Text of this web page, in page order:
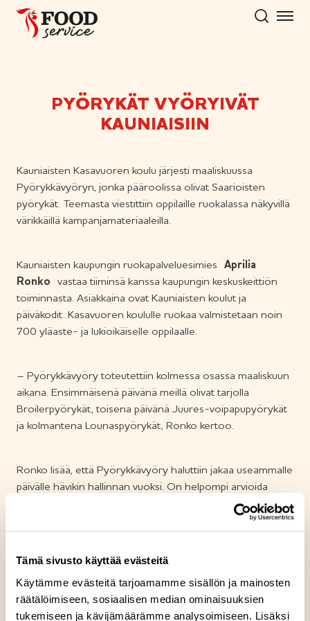
Tämä sivusto käyttää evästeitä
Käytämme evästeitä tarjoamamme sisällön ja mainosten
räätälöimiseen, sosiaalisen median ominaisuuksien
tukemiseen ja kävijämäärämme analysoimiseen. Lisäksi
Hyppää
sisältöön
PYÖRYKÄT VYÖRYIVÄT
KAUNIAISIIN
Kauniaisten Kasavuoren koulu järjesti maaliskuussa
Pyörykkävyöryn, jonka pääroolissa olivat Saarioisten
pyörykät. Teemasta viestittiin oppilaille ruokalassa näkyvillä
värikkäillä kampanjamateriaaleilla.
Kauniaisten kaupungin ruokapalveluesimies Aprilia
Ronko vastaa tiiminsä kanssa kaupungin keskuskeittiön
toiminnasta. Asiakkaina ovat Kauniaisten koulut ja
päiväkodit. Kasavuoren koululle ruokaa valmistetaan noin
700 yläaste- ja lukioikäiselle oppilaalle.
– Pyörykkävyöry toteutettiin kolmessa osassa maaliskuun
aikana. Ensimmäisenä päivänä meillä olivat tarjolla
Broilerpyörykät, toisena päivänä Juures-voipapupyörykät
ja kolmantena Lounaspyörykät, Ronko kertoo.
Ronko lisää, että Pyörykkävyöry haluttiin jakaa useammalle
päivälle hävikin hallinnan vuoksi. On helpompi arvioida
ruoan menekki yhdellä pyörykkävaihtoehdolla kuin tarjota
oppilaille kolmea eri pyörykkää kerralla. Kauniaisissa ei ole
Koulun ruokalistalla on aina tarjolla kaksi eri vaihtoehtoa,
joista toinen on kasvisruoka. Juures-voipapupyörykkä
toimi kyseisenä pyörykkäpäivänä kasvisvaihtoehtona. Se